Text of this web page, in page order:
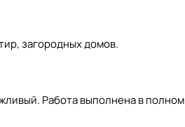
загородных домов.
Работа выполнена в полном